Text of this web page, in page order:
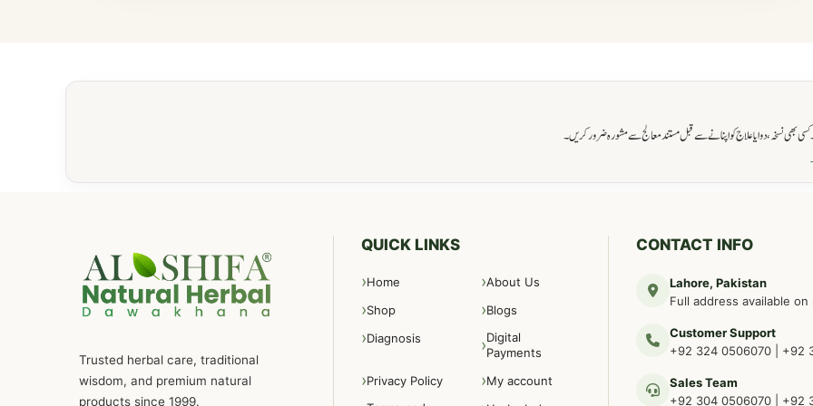
نسخہ، دوا یا علاج کو اپنانے سے قبل مستند معالج سے مشورہ ضرور کریں۔
Trusted herbal care, traditional
wisdom, and premium natural
products since 1999.
QUICK LINKS
Home
About Us
Shop
Blogs
Diagnosis
Digital
Payments
Privacy Policy
My account
CONTACT INFO
Lahore, Pakistan
Full address available
Customer Support
+92 324 0506070
+92
Sales Team
+92 304 0506070
+92